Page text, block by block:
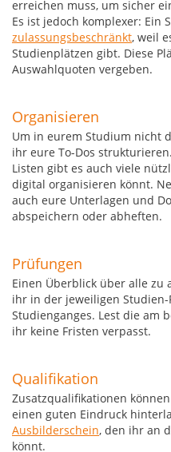
erreichen muss, um sicher
Es ist jedoch komplexer: Ein
zulassungsbeschränkt, weil
Studienplätzen gibt. Diese
Auswahlquoten vergeben.
Organisieren
Um in eurem Studium nicht
ihr eure To-Dos
Listen gibt es auch viele
digital organisieren könnt.
auch eure Unterlagen und
abspeichern oder abheften.
Prüfungen
Einen Überblick über alle zu
ihr in der jeweiligen
Studienganges. Lest die am
ihr keine Fristen verpasst.
Qualifikation
Zusatzqualifikationen
einen guten Eindruck
Ausbilderschein, den ihr an
könnt.